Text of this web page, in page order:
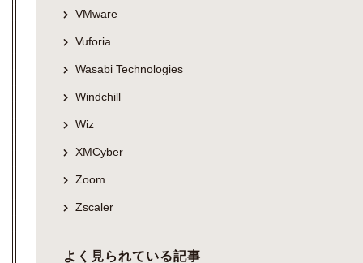
VMware
Vuforia
Wasabi Technologies
Windchill
Wiz
XMCyber
Zoom
Zscaler
よく見られている記事